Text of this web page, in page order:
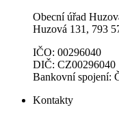
Obecní úřad
Huzová 131, 793
IČO: 00296040
DIČ: CZ00296040
Bankovní spojení:
Kontakty